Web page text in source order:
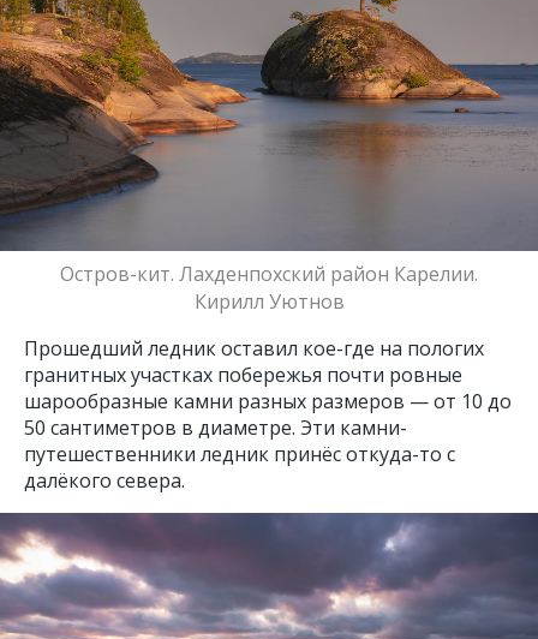
Остров-кит. Лахденпохский район Карелии.
Кирилл Уютнов
Прошедший ледник оставил кое-где на пологих
гранитных участках побережья почти ровные
шарообразные камни разных размеров — от 10 до
50 сантиметров в диаметре. Эти камни-
путешественники ледник принёс откуда-то с
далёкого севера.